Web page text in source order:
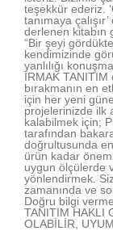
teşekkür ederiz.
tanımaya
derlenen kitabın
“Bir şeyi
kendimizinde
yanlılığı
IRMAK
bırakmanın en
için her yeni
projelerinizde ilk
kalabilmek için;
tarafından
doğrultusunda
ürün kadar
uygun ölçülerde
yönlendirmek.
zamanında ve
Doğru bilgi
TANITIM HAKLI
OLABİLİR,